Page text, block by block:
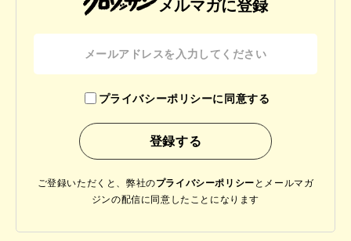
メルマガに登録
プライバシーポリシーに同意する
ご登録いただくと、弊社のプライバシーポリシー と メールマガ
ジンの配信に同意したことになります